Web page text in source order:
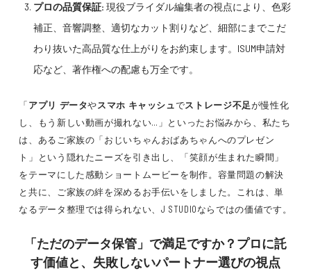
プロの品質保証: 現役ブライダル編集者の視点により、色彩
補正、音響調整、適切なカット割りなど、細部にまでこだ
わり抜いた高品質な仕上がりをお約束します。ISUM申請対
応など、著作権への配慮も万全です。
「アプリ データやスマホ キャッシュでストレージ不足が慢性化
し、もう新しい動画が撮れない…」といったお悩みから、私たち
は、あるご家族の「おじいちゃんおばあちゃんへのプレゼン
ト」という隠れたニーズを引き出し、「笑顔が生まれた瞬間」
をテーマにした感動ショートムービーを制作。容量問題の解決
と共に、ご家族の絆を深めるお手伝いをしました。これは、単
なるデータ整理では得られない、J STUDIOならではの価値です。
「ただのデータ保管」で満足ですか？プロに託
す価値と、失敗しないパートナー選びの視点